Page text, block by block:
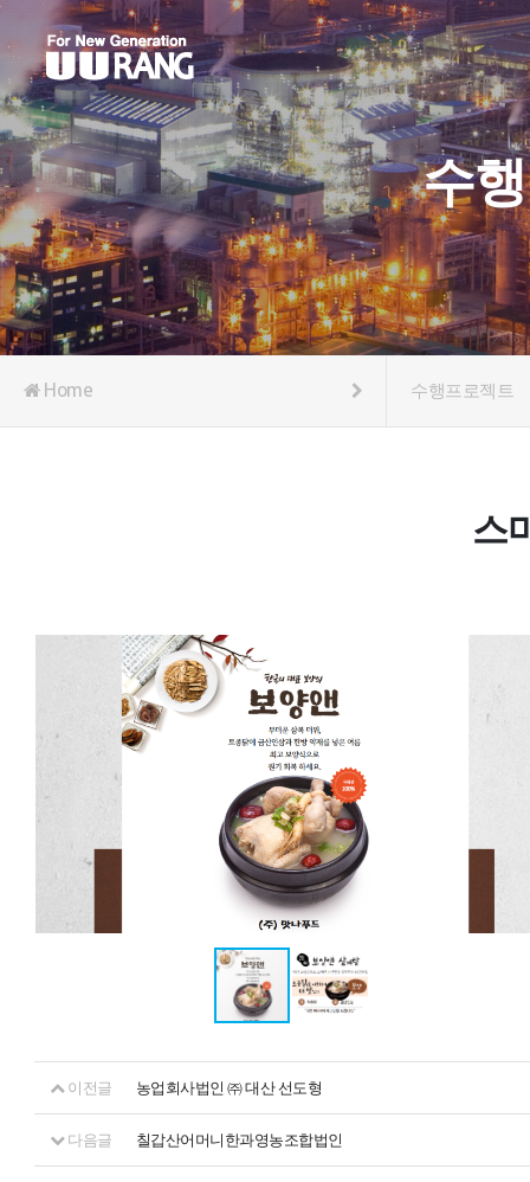
수
Home 수행프로젝트
스
이전글 농업회사법인 ㈜ 대산 선도형
다음글 칠갑산어머니한과영농조합법인